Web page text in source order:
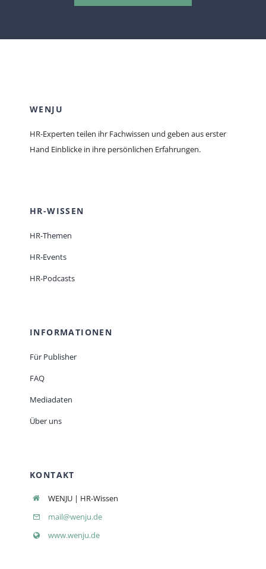
WENJU
HR-Experten teilen ihr Fachwissen und geben aus erster
Hand Einblicke in ihre persönlichen Erfahrungen.
HR-WISSEN
HR-Themen
HR-Events
HR-Podcasts
INFORMATIONEN
Für Publisher
FAQ
Mediadaten
Über uns
KONTAKT
WENJU | HR-Wissen
mail@wenju.de
www.wenju.de